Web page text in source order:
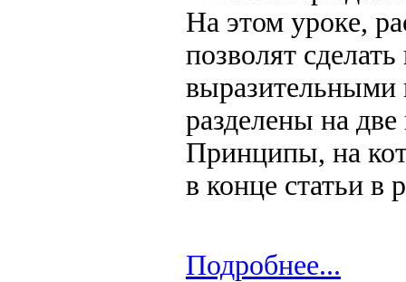
На этом уроке,
позволят
разделены на
Принципы, на
в конце статьи в
Подробнее...